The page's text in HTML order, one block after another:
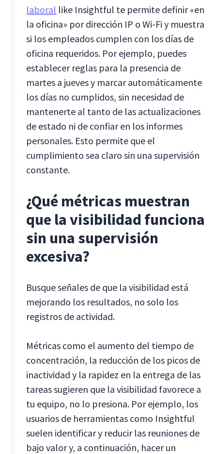
laboral like Insightful te permite definir «en
la oficina» por dirección IP o Wi-Fi y muestra
si los empleados cumplen con los días de
oficina requeridos. Por ejemplo, puedes
establecer reglas para la presencia de
martes a jueves y marcar automáticamente
los días no cumplidos, sin necesidad de
mantenerte al tanto de las actualizaciones
de estado ni de confiar en los informes
personales. Esto permite que el
cumplimiento sea claro sin una supervisión
constante.
¿Qué métricas muestran
que la visibilidad funciona
sin una supervisión
excesiva?
Busque señales de que la visibilidad está
mejorando los resultados, no solo los
registros de actividad.
Métricas como el aumento del tiempo de
concentración, la reducción de los picos de
inactividad y la rapidez en la entrega de las
tareas sugieren que la visibilidad favorece a
tu equipo, no lo presiona. Por ejemplo, los
usuarios de herramientas como Insightful
suelen identificar y reducir las reuniones de
bajo valor y, a continuación, hacer un